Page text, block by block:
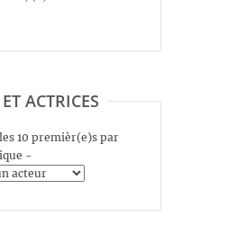
ACTRICES
10 premièr(e)s par
-